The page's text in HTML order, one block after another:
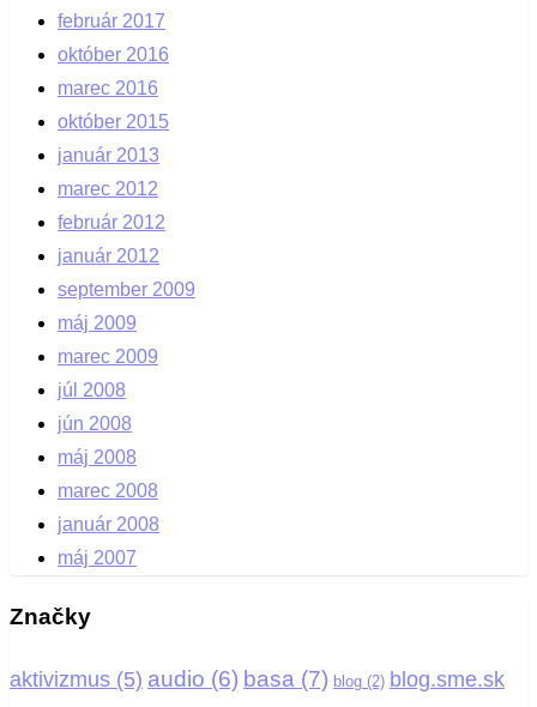
február 2017
október 2016
marec 2016
október 2015
január 2013
marec 2012
február 2012
január 2012
september 2009
máj 2009
marec 2009
júl 2008
jún 2008
máj 2008
marec 2008
január 2008
máj 2007
Značky
aktivizmus (5) audio (6) basa (7) blog (2) blog.sme.sk